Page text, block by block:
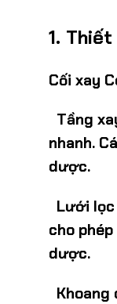
1.
Cối xay
Tầng
nhanh.
dược.
Lưới
cho
dược.
Khoang